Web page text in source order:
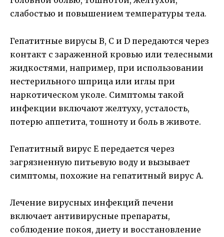
слабостью и повышением температуры тела.
Гепатитные вирусы B, C и D передаются через
контакт с зараженной кровью или телесными
жидкостями, например, при использовании
нестерильного шприца или иглы при
наркотическом уколе. Симптомы такой
инфекции включают желтуху, усталость,
потерю аппетита, тошноту и боль в животе.
Гепатитный вирус E передается через
загрязненную питьевую воду и вызывает
симптомы, похожие на гепатитный вирус A.
Лечение вирусных инфекций печени
включает антивирусные препараты,
соблюдение покоя, диету и восстановление